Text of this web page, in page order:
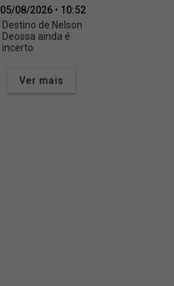
05/08/2026 • 10:52
Destino de Nelson
Deossa ainda é
incerto
Ver mais